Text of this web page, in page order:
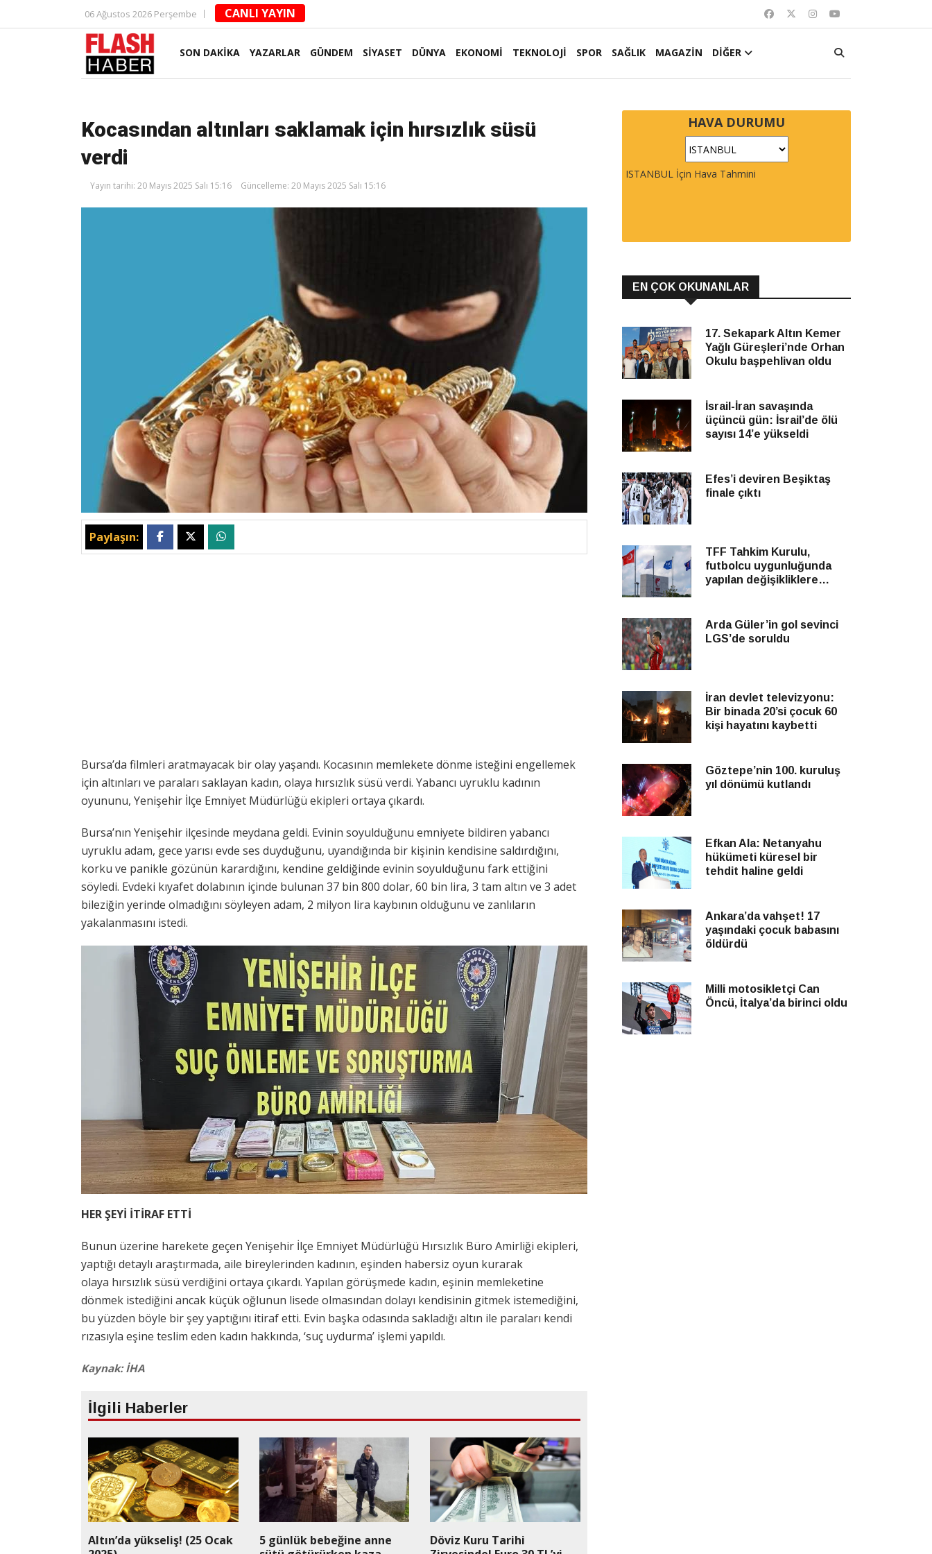
06 Ağustos 2026 Perşembe CANLI YAYIN
SON DAKİKA YAZARLAR GÜNDEM SİYASET DÜNYA EKONOMİ TEKNOLOJİ SPOR SAĞLIK MAGAZİN DİĞER
Kocasından altınları saklamak için hırsızlık süsü
verdi
Yayın tarihi: 20 Mayıs 2025 Salı 15:16 Güncelleme: 20 Mayıs 2025 Salı 15:16
Paylaşın:
Bursa’da filmleri aratmayacak bir olay yaşandı. Kocasının memlekete dönme isteğini engellemek
için altınları ve paraları saklayan kadın, olaya hırsızlık süsü verdi. Yabancı uyruklu kadının
oyununu, Yenişehir İlçe Emniyet Müdürlüğü ekipleri ortaya çıkardı.
Bursa’nın Yenişehir ilçesinde meydana geldi. Evinin soyulduğunu emniyete bildiren yabancı
uyruklu adam, gece yarısı evde ses duyduğunu, uyandığında bir kişinin kendisine saldırdığını,
korku ve panikle gözünün karardığını, kendine geldiğinde evinin soyulduğunu fark ettiğini
söyledi. Evdeki kıyafet dolabının içinde bulunan 37 bin 800 dolar, 60 bin lira, 3 tam altın ve 3 adet
bileziğin yerinde olmadığını söyleyen adam, 2 milyon lira kaybının olduğunu ve zanlıların
yakalanmasını istedi.
HER ŞEYİ İTİRAF ETTİ
Bunun üzerine harekete geçen Yenişehir İlçe Emniyet Müdürlüğü Hırsızlık Büro Amirliği ekipleri,
yaptığı detaylı araştırmada, aile bireylerinden kadının, eşinden habersiz oyun kurarak
olaya hırsızlık süsü verdiğini ortaya çıkardı. Yapılan görüşmede kadın, eşinin memleketine
dönmek istediğini ancak küçük oğlunun lisede olmasından dolayı kendisinin gitmek istemediğini,
bu yüzden böyle bir şey yaptığını itiraf etti. Evin başka odasında sakladığı altın ile paraları kendi
rızasıyla eşine teslim eden kadın hakkında, ‘suç uydurma’ işlemi yapıldı.
Kaynak: İHA
İlgili Haberler
Altın’da yükseliş! (25 Ocak
5 günlük bebeğine anne
Döviz Kuru Tarihi
HAVA DURUMU
ISTANBUL İçin Hava Tahmini
EN ÇOK OKUNANLAR
17. Sekapark Altın Kemer
Yağlı Güreşleri’nde Orhan
Okulu başpehlivan oldu
İsrail-İran savaşında
üçüncü gün: İsrail’de ölü
sayısı 14’e yükseldi
Efes’i deviren Beşiktaş
finale çıktı
TFF Tahkim Kurulu,
futbolcu uygunluğunda
yapılan değişikliklere
Arda Güler’in gol sevinci
LGS’de soruldu
İran devlet televizyonu:
Bir binada 20’si çocuk 60
kişi hayatını kaybetti
Göztepe’nin 100. kuruluş
yıl dönümü kutlandı
Efkan Ala: Netanyahu
hükümeti küresel bir
tehdit haline geldi
Ankara’da vahşet! 17
yaşındaki çocuk babasını
öldürdü
Milli motosikletçi Can
Öncü, İtalya’da birinci oldu